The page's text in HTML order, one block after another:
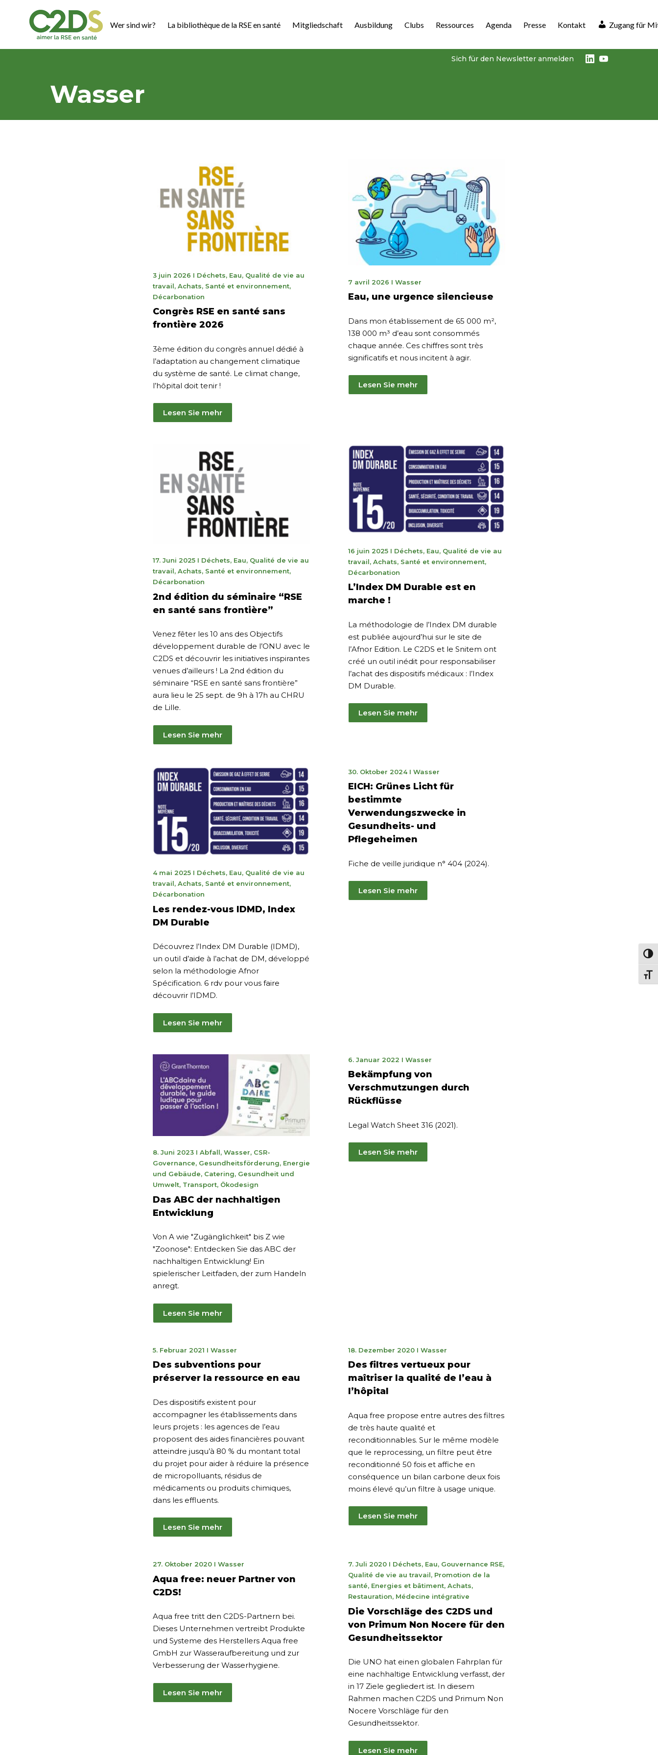
springen
Wer sind wir? La bibliothèque de la RSE en santé Mitgliedschaft Ausbildung Clubs Ressources Agenda Presse Kontakt Zugang für
Sich für den Newsletter anmelden LinkedIn
Youtube
Wasser
3 juin 2026 28
juillet
2026
I Déchets, Eau, Qualité de vie au
travail, Achats, Santé et environnement,
Décarbonation
Congrès RSE en santé sans
frontière 2026
3ème édition du congrès annuel dédié à
l’adaptation au changement climatique
du système de santé. Le climat change,
l’hôpital doit tenir !
Lesen Sie mehr
7 avril 2026 7
2026
I Wasser
Eau, une urgence silencieuse
Dans mon établissement de 65 000 m²,
138 000 m³ d’eau sont consommés
chaque année. Ces chiffres sont très
significatifs et nous incitent à agir.
Lesen Sie mehr
17. Juni 20251
octobre
2025
I Déchets, Eau, Qualité de vie au
travail, Achats, Santé et environnement,
Décarbonation
2nd édition du séminaire “RSE
en santé sans frontière”
Venez fêter les 10 ans des Objectifs
développement durable de l’ONU avec le
C2DS et découvrir les initiatives inspirantes
venues d’ailleurs ! La 2nd édition du
séminaire “RSE en santé sans frontière”
aura lieu le 25 sept. de 9h à 17h au CHRU
de Lille.
Lesen Sie mehr
16 juin 202530
juillet
2026
I Déchets, Eau, Qualité de vie au
travail, Achats, Santé et environnement,
Décarbonation
L’Index DM Durable est en
marche !
La méthodologie de l’Index DM durable
est publiée aujourd’hui sur le site de
l’Afnor Edition. Le C2DS et le Snitem ont
créé un outil inédit pour responsabiliser
l’achat des dispositifs médicaux : l’Index
DM Durable.
Lesen Sie mehr
4 mai 202518
septembre
2025
I Déchets, Eau, Qualité de vie au
travail, Achats, Santé et environnement,
Décarbonation
Les rendez-vous IDMD, Index
DM Durable
Découvrez l’Index DM Durable (IDMD),
un outil d’aide à l’achat de DM, développé
selon la méthodologie Afnor
Spécification. 6 rdv pour vous faire
découvrir l’IDMD.
Lesen Sie mehr
30. Oktober 202421.
November
I Wasser
EICH: Grünes Licht für
bestimmte
Verwendungszwecke in
Gesundheits- und
Pflegeheimen
Fiche de veille juridique n° 404 (2024).
Lesen Sie mehr
8. Juni 202313.
September
2023
I Abfall, Wasser, CSR-
Governance, Gesundheitsförderung, Energie
und Gebäude, Catering, Gesundheit und
Umwelt, Transport, Ökodesign
Das ABC der nachhaltigen
Entwicklung
Von A wie "Zugänglichkeit" bis Z wie
"Zoonose": Entdecken Sie das ABC der
nachhaltigen Entwicklung! Ein
spielerischer Leitfaden, der zum Handeln
anregt.
Lesen Sie mehr
6. Januar 2022 31.
2023
I Wasser
Bekämpfung von
Verschmutzungen durch
Rückflüsse
Legal Watch Sheet 316 (2021).
Lesen Sie mehr
5. Februar 2021 5.
Februar
I Wasser
Des subventions pour
préserver la ressource en eau
Des dispositifs existent pour
accompagner les établissements dans
leurs projets : les agences de l’eau
proposent des aides financières pouvant
atteindre jusqu’à 80 % du montant total
du projet pour aider à réduire la présence
de micropolluants, résidus de
médicaments ou produits chimiques,
dans les effluents.
Lesen Sie mehr
18. Dezember 202018.
Dezember
I Wasser
Des filtres vertueux pour
maîtriser la qualité de l’eau à
l’hôpital
Aqua free propose entre autres des filtres
de très haute qualité et
reconditionnables. Sur le même modèle
que le reprocessing, un filtre peut être
reconditionné 50 fois et affiche en
conséquence un bilan carbone deux fois
moins élevé qu’un filtre à usage unique.
Lesen Sie mehr
27. Oktober 20207.I Wasser
Aqua free: neuer Partner von
C2DS!
Aqua free tritt den C2DS-Partnern bei.
Dieses Unternehmen vertreibt Produkte
und Systeme des Herstellers Aqua free
GmbH zur Wasseraufbereitung und zur
Verbesserung der Wasserhygiene.
Lesen Sie mehr
7. Juli 20207.
Juni
2023
I Déchets, Eau, Gouvernance RSE,
Qualité de vie au travail, Promotion de la
santé, Energies et bâtiment, Achats,
Restauration, Médecine intégrative
Die Vorschläge des C2DS und
von Primum Non Nocere für den
Gesundheitssektor
Die UNO hat einen globalen Fahrplan für
eine nachhaltige Entwicklung verfasst, der
in 17 Ziele gegliedert ist. In diesem
Rahmen machen C2DS und Primum Non
Nocere Vorschläge für den
Gesundheitssektor.
Lesen Sie mehr